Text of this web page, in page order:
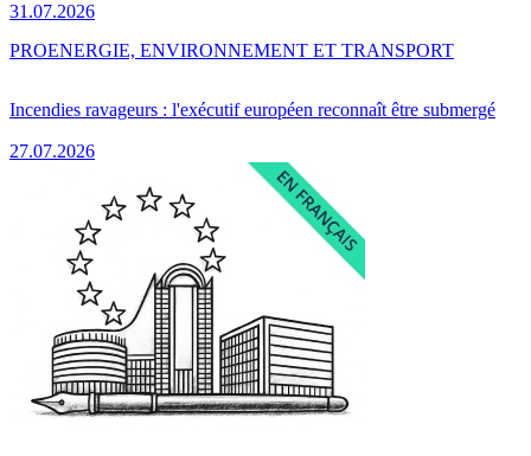
31.07.2026
Incendies ravageurs : l'exécutif européen reconnaît être submergé
27.07.2026
PROENERGIE, ENVIRONNEMENT ET TRANSPORT